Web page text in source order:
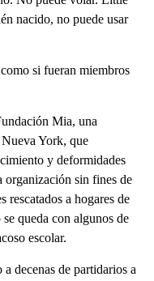
nacido, no puede usar
si fueran miembros
Mia, una
York, que
y deformidades
organización sin fines de
rescatados a hogares de
queda con algunos de
escolar.
decenas de partidarios a